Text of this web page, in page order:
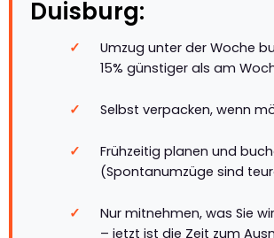
Duisburg:
Umzug unter der Woche
15% günstiger als am
Selbst verpacken, wenn
Frühzeitig planen und
(Spontanumzüge sind
Nur mitnehmen, was Sie
– jetzt ist die Zeit zum